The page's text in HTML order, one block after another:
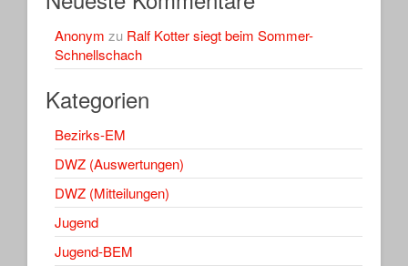
Anonym zu Ralf Kotter siegt beim Sommer-
Schnellschach
Kategorien
Bezirks-EM
DWZ (Auswertungen)
DWZ (Mitteilungen)
Jugend
Jugend-BEM